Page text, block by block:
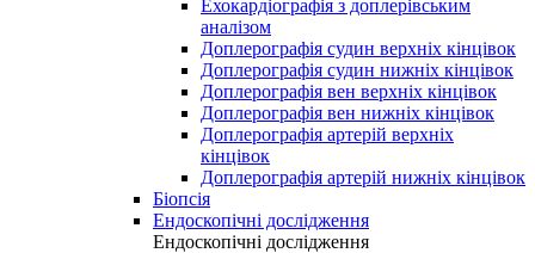
Ехокардіографія з доплерівським
аналізом
Доплерографія судин верхніх кінцівок
Доплерографія судин нижніх кінцівок
Доплерографія вен верхніх кінцівок
Доплерографія вен нижніх кінцівок
Доплерографія артерій верхніх
кінцівок
Доплерографія артерій нижніх кінцівок
Біопсія
Ендоскопічні дослідження
Ендоскопічні дослідження